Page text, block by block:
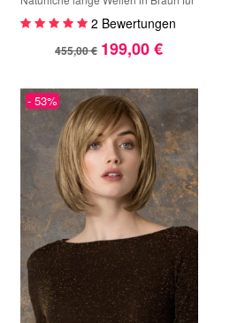
Damen
2 Bewertungen
455,00 € 199,00 €
- 53%